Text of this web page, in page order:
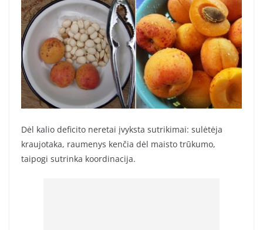
Dėl kalio deficito neretai įvyksta sutrikimai: sulėtėja
kraujotaka, raumenys kenčia dėl maisto trūkumo,
taipogi sutrinka koordinacija.